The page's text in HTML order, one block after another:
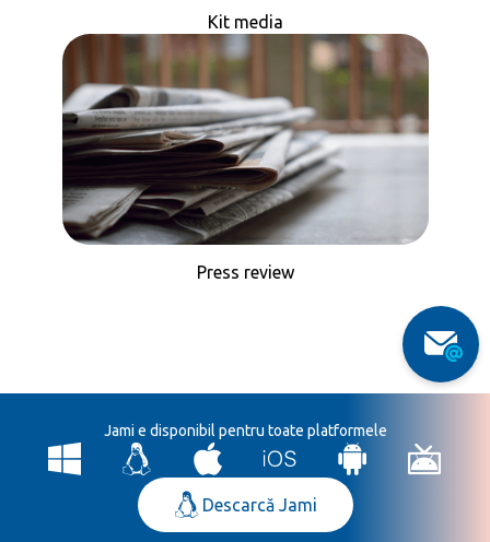
Kit media
Press review
Jami e disponibil pentru toate platformele
Descarcă Jami